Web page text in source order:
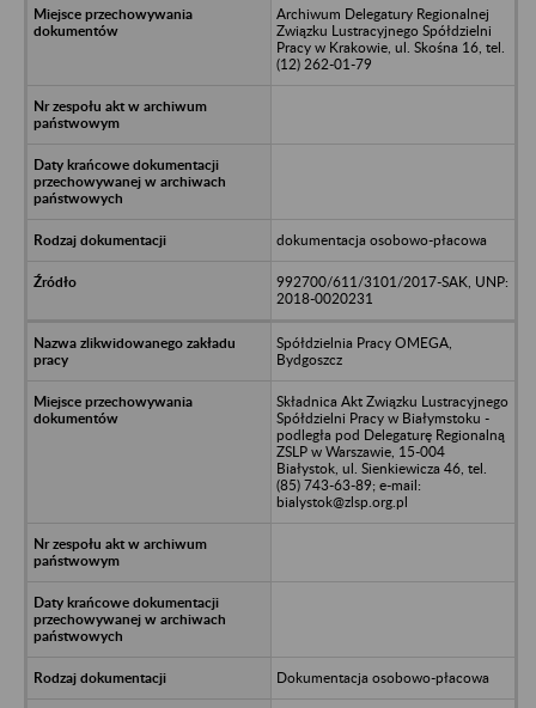
Archiwum Delegatury Regionalnej
Związku Lustracyjnego Spółdzielni
Pracy w Krakowie, ul. Skośna 16, tel.
(12) 262-01-79
dokumentacja osobowo-płacowa
992700/611/3101/2017-SAK, UNP:
2018-0020231
Spółdzielnia Pracy OMEGA,
Bydgoszcz
Składnica Akt Związku Lustracyjnego
Spółdzielni Pracy w Białymstoku -
podległa pod Delegaturę Regionalną
ZSLP w Warszawie, 15-004
Białystok, ul. Sienkiewicza 46, tel.
(85) 743-63-89; e-mail:
bialystok@zlsp.org.pl
Dokumentacja osobowo-płacowa